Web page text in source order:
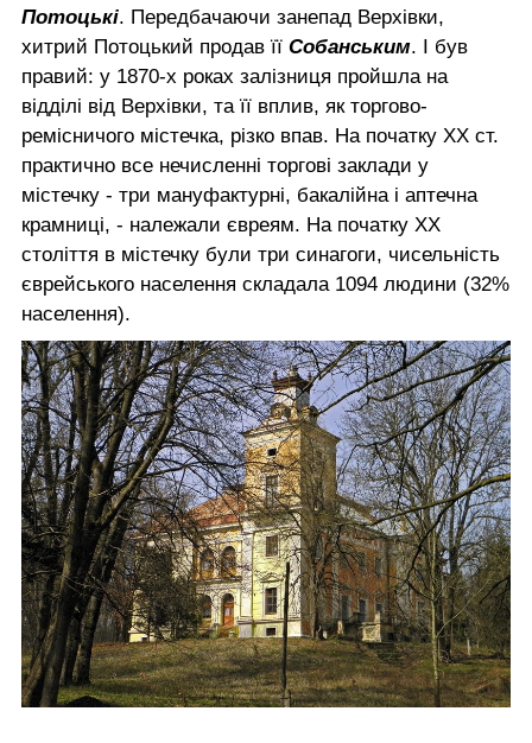
Потоцькі. Передбачаючи занепад Верхівки,
хитрий Потоцький продав її Собанським. І був
правий: у 1870-х роках залізниця пройшла на
відділі від Верхівки, та її вплив, як торгово-
ремісничого містечка, різко впав. На початку XX ст.
практично все не­численні торгові заклади у
містечку - три мануфак­турні, бакалійна і аптечна
крамниці, - належали євреям. На початку XX
століття в містечку були три синагоги, чисельність
єврейського населення складала 1094 людини (32%
населення).